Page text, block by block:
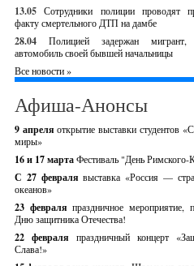
13.05 Сотрудники полиции проводят
факту смертельного ДТП на дамбе
28.04
Полицией задержан мигрант,
автомобиль своей бывшей начальницы
Все новости »
Афиша-Анонсы
9 апреляоткрытие выставки студентов
миры»
16 и 17 мартаФестиваль "День Римского-
С 27 февралявыставка «Россия —
океанов»
23 февраляпраздничное мероприятие,
Дню защитника Отечества!
22 февраля праздничный концерт
Слава!»